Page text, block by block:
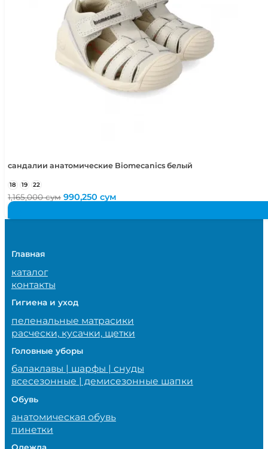
сандалии анатомические Biomecanics белый
18 19 22
1,165,000сум Первоначальная
цена
1,165,000 сум.
990,250сум
цена:
Главная
каталог
контакты
Гигиена и уход
пеленальные матрасики
расчески, кусачки, щетки
Головные уборы
балаклавы | шарфы | снуды
всесезонные | демисезонные шапки
Обувь
анатомическая обувь
пинетки